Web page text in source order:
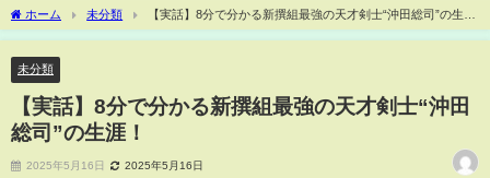
ホーム 未分類
【実話】8分で分かる新撰組最強の天才剣士“沖田総司”の生
涯！
未分類
【実話】8分で分かる新撰組最強の天才剣士“沖田
総司”の生涯！
2025年5月16日 2025年5月16日